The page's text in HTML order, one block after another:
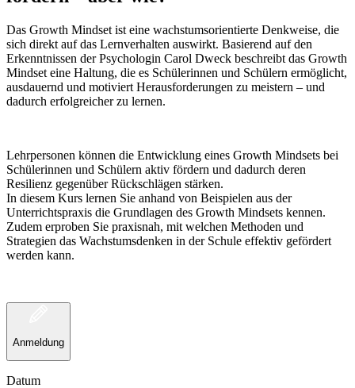
Das Growth Mindset ist eine wachstumsorientierte Denkweise, die
sich direkt auf das Lernverhalten auswirkt. Basierend auf den
Erkenntnissen der Psychologin Carol Dweck beschreibt das Growth
Mindset eine Haltung, die es Schülerinnen und Schülern ermöglicht,
ausdauernd und motiviert Herausforderungen zu meistern – und
dadurch erfolgreicher zu lernen.
Lehrpersonen können die Entwicklung eines Growth Mindsets bei
Schülerinnen und Schülern aktiv fördern und dadurch deren
Resilienz gegenüber Rückschlägen stärken.
In diesem Kurs lernen Sie anhand von Beispielen aus der
Unterrichtspraxis die Grundlagen des Growth Mindsets kennen.
Zudem erproben Sie praxisnah, mit welchen Methoden und
Strategien das Wachstumsdenken in der Schule effektiv gefördert
werden kann.
Anmeldung
Datum